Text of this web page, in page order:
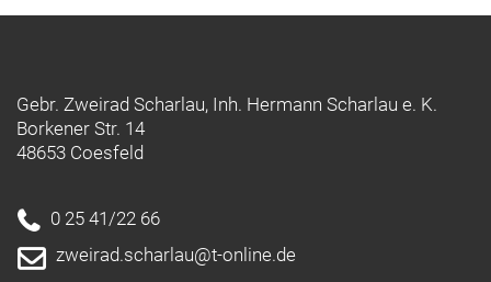
Gebr. Zweirad Scharlau, Inh. Hermann Scharlau e. K.
Borkener Str. 14
48653 Coesfeld
0 25 41/22 66
zweirad.scharlau@t-online.de